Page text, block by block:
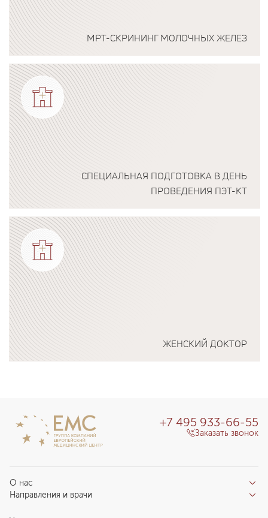
МРТ-СКРИНИНГ МОЛОЧНЫХ ЖЕЛЕЗ
Подробнее о программе
СПЕЦИАЛЬНАЯ ПОДГОТОВКА В ДЕНЬ
ПРОВЕДЕНИЯ ПЭТ-КТ
Подробнее о программе
ЖЕНСКИЙ ДОКТОР
О нас
Отзывы пациентов
О клинике
Направления и врачи
+7 495 933-66-55
Заказать звонок